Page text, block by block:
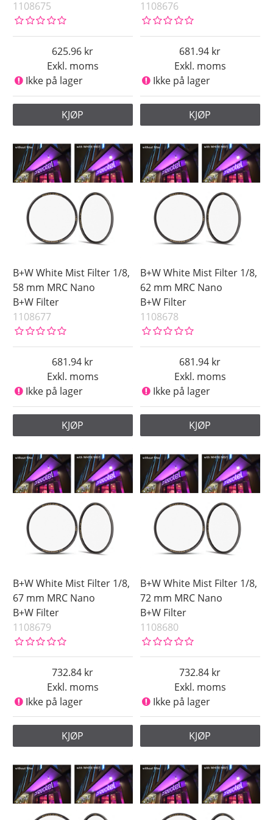
1108675
Exkl. moms
625.96
Ikke på lager
KJØP
1108676
Exkl. moms
681.94
Ikke på lager
KJØP
B+W White Mist Filter 1/8,
58 mm MRC Nano
B+W Filter
1108677
Exkl. moms
681.94
Ikke på lager
KJØP
B+W White Mist Filter 1/8,
62 mm MRC Nano
B+W Filter
1108678
Exkl. moms
681.94
Ikke på lager
KJØP
B+W White Mist Filter 1/8,
67 mm MRC Nano
B+W Filter
1108679
Exkl. moms
732.84
Ikke på lager
KJØP
B+W White Mist Filter 1/8,
72 mm MRC Nano
B+W Filter
1108680
Exkl. moms
732.84
Ikke på lager
KJØP